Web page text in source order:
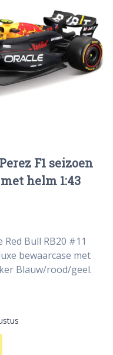
F1 seizoen
helm 1:43
Bull RB20 #11
bewaarcase met
Blauw/rood/geel.